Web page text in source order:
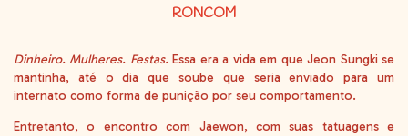
RONCOM
Dinheiro. Mulheres. Festas.Essa era a vida em que Jeon Sungki se
mantinha, até o dia que soube que seria enviado para um
internato como forma de punição por seu comportamento.
Entretanto, o encontro com Jaewon, com suas tatuagens e